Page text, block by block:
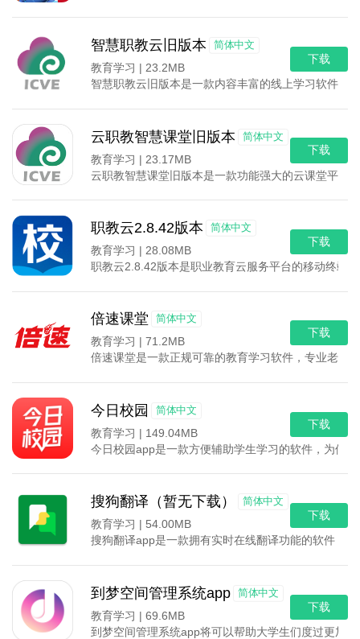
智慧职教云旧版本 简体中文
教育学习 | 23.2MB
智慧职教云旧版本是一款内容丰富的线上学习软件，
下载
云职教智慧课堂旧版本 简体中文
教育学习 | 23.17MB
云职教智慧课堂旧版本是一款功能强大的云课堂平台
下载
职教云2.8.42版本 简体中文
教育学习 | 28.08MB
职教云2.8.42版本是职业教育云服务平台的移动终端
下载
倍速课堂 简体中文
教育学习 | 71.2MB
倍速课堂是一款正规可靠的教育学习软件，专业老师
下载
今日校园 简体中文
教育学习 | 149.04MB
今日校园app是一款方便辅助学生学习的软件，为使
下载
搜狗翻译（暂无下载） 简体中文
教育学习 | 54.00MB
搜狗翻译app是一款拥有实时在线翻译功能的软件，
下载
到梦空间管理系统app 简体中文
教育学习 | 69.6MB
到梦空间管理系统app将可以帮助大学生们度过更加
下载